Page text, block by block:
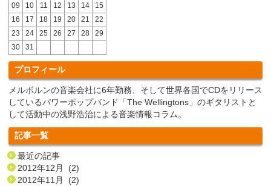
09
10 11 12 13 14
15
16
17 18 19 20 21
22
23
24 25 26 27 28
29
30
31
プロフィール
メルボルンの音楽会社に6年勤務、そして世界各国でCDをリリース
しているパワーポップバンド「The Wellingtons」のギタリストと
して活動中の浅野浩治による音楽情報コラム。
記事一覧
最近の記事
2012年12月 (2)
2012年11月 (2)